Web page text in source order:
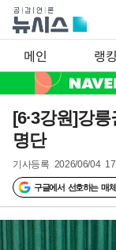
메인 랭킹
[6·3강원]강
명단
기사등록 2026/06/04
구글에서 선호하는 매